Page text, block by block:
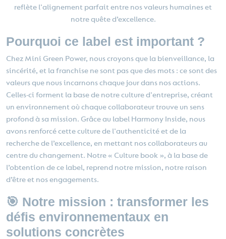
reflète l'alignement parfait entre nos valeurs humaines et
notre quête d’excellence.
Pourquoi ce label est important ?
Chez Mini Green Power, nous croyons que la bienveillance, la
sincérité, et la franchise ne sont pas que des mots : ce sont des
valeurs que nous incarnons chaque jour dans nos actions.
Celles-ci forment la base de notre culture d'entreprise, créant
un environnement où chaque collaborateur trouve un sens
profond à sa mission. Grâce au label Harmony Inside, nous
avons renforcé cette culture de l'authenticité et de la
recherche de l’excellence, en mettant nos collaborateurs au
centre du changement. Notre « Culture book », à la base de
l’obtention de ce label, reprend notre mission, notre raison
d’être et nos engagements.
🎯 Notre mission : transformer les
défis environnementaux en
solutions concrètes